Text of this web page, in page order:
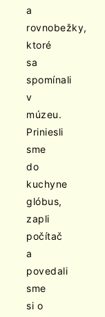
a
rovnobežky,
ktoré
sa
spomínali
v
múzeu.
Priniesli
sme
do
kuchyne
glóbus,
zapli
počítač
a
povedali
sme
si o